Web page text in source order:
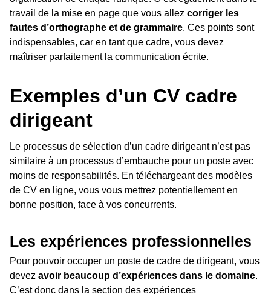
travail de la mise en page que vous allez corriger les
fautes d’orthographe et de grammaire. Ces points sont
indispensables, car en tant que cadre, vous devez
maîtriser parfaitement la communication écrite.
Exemples d’un CV cadre
dirigeant
Le processus de sélection d’un cadre dirigeant n’est pas
similaire à un processus d’embauche pour un poste avec
moins de responsabilités. En téléchargeant des modèles
de CV en ligne, vous vous mettrez potentiellement en
bonne position, face à vos concurrents.
Les expériences professionnelles
Pour pouvoir occuper un poste de cadre de dirigeant, vous
devez avoir beaucoup d’expériences dans le domaine.
C’est donc dans la section des expériences